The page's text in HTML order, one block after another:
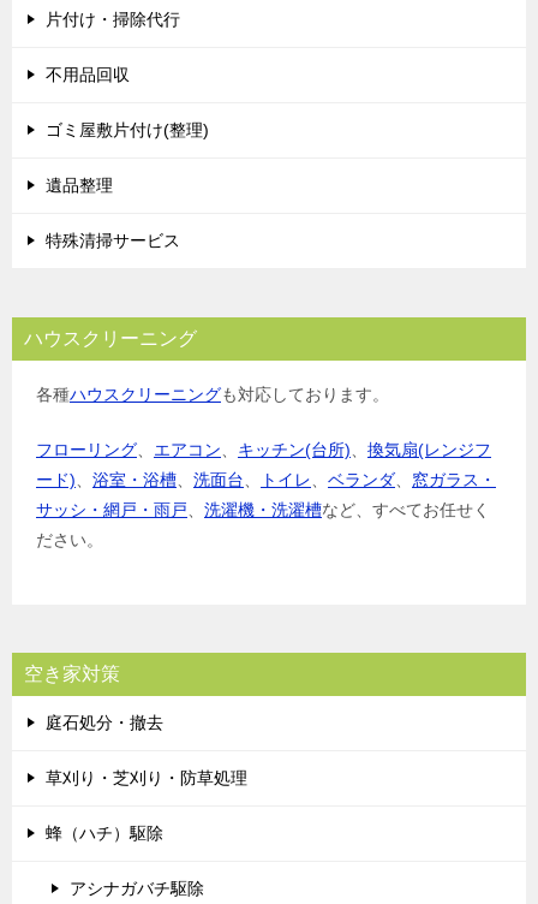
片付け・掃除代行
不用品回収
ゴミ屋敷片付け(整理)
遺品整理
特殊清掃サービス
ハウスクリーニング
各種ハウスクリーニングも対応しております。
フローリング、 エアコン、 キッチン(台所)、 換気扇(レンジフ
ード)、 浴室・浴槽、 洗面台、 トイレ、 ベランダ、 窓ガラス・
サッシ・網戸・雨戸、 洗濯機・洗濯槽など、すべてお任せく
ださい。
空き家対策
庭石処分・撤去
草刈り・芝刈り・防草処理
蜂（ハチ）駆除
アシナガバチ駆除